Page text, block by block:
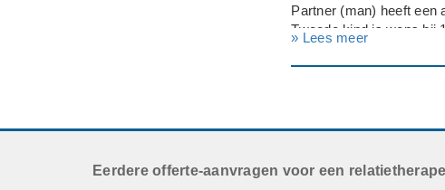
Partner (man) heeft een
Tweede kind is wens bij
Zijn uit elkaar gegroeid.
We zijn 25 jaar bij
We hebben 1 zoon van 7
» Lees meer
Eerdere offerte-aanvragen voor een